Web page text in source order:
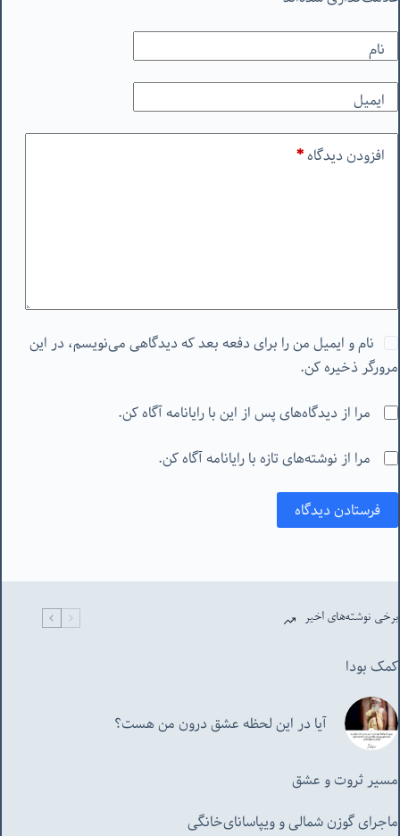
نام
ایمیل
افزودن دیدگاه*
نام و ایمیل من را برای دفعه بعد که دیدگاهی می‌نویسم، در این
مرورگر ذخیره کن.
مرا از دیدگاه‌های پس از این با رایانامه آگاه کن.
مرا از نوشته‌های تازه با رایانامه آگاه کن.
فرستادن دیدگاه
برخی نوشته‌های اخیر
کمک بودا
آیا در این لحظه عشق درون من هست؟
مسیر ثروت و عشق
ماجرای گوزن شمالی و‌ ویپاسانای‌خانگی